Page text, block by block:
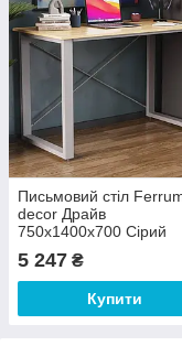
Письмовий стіл
decor Драйв
750x1400x700 Сірий
Марино 32 мм (FRD-
103409)
5 247 ₴
Купити